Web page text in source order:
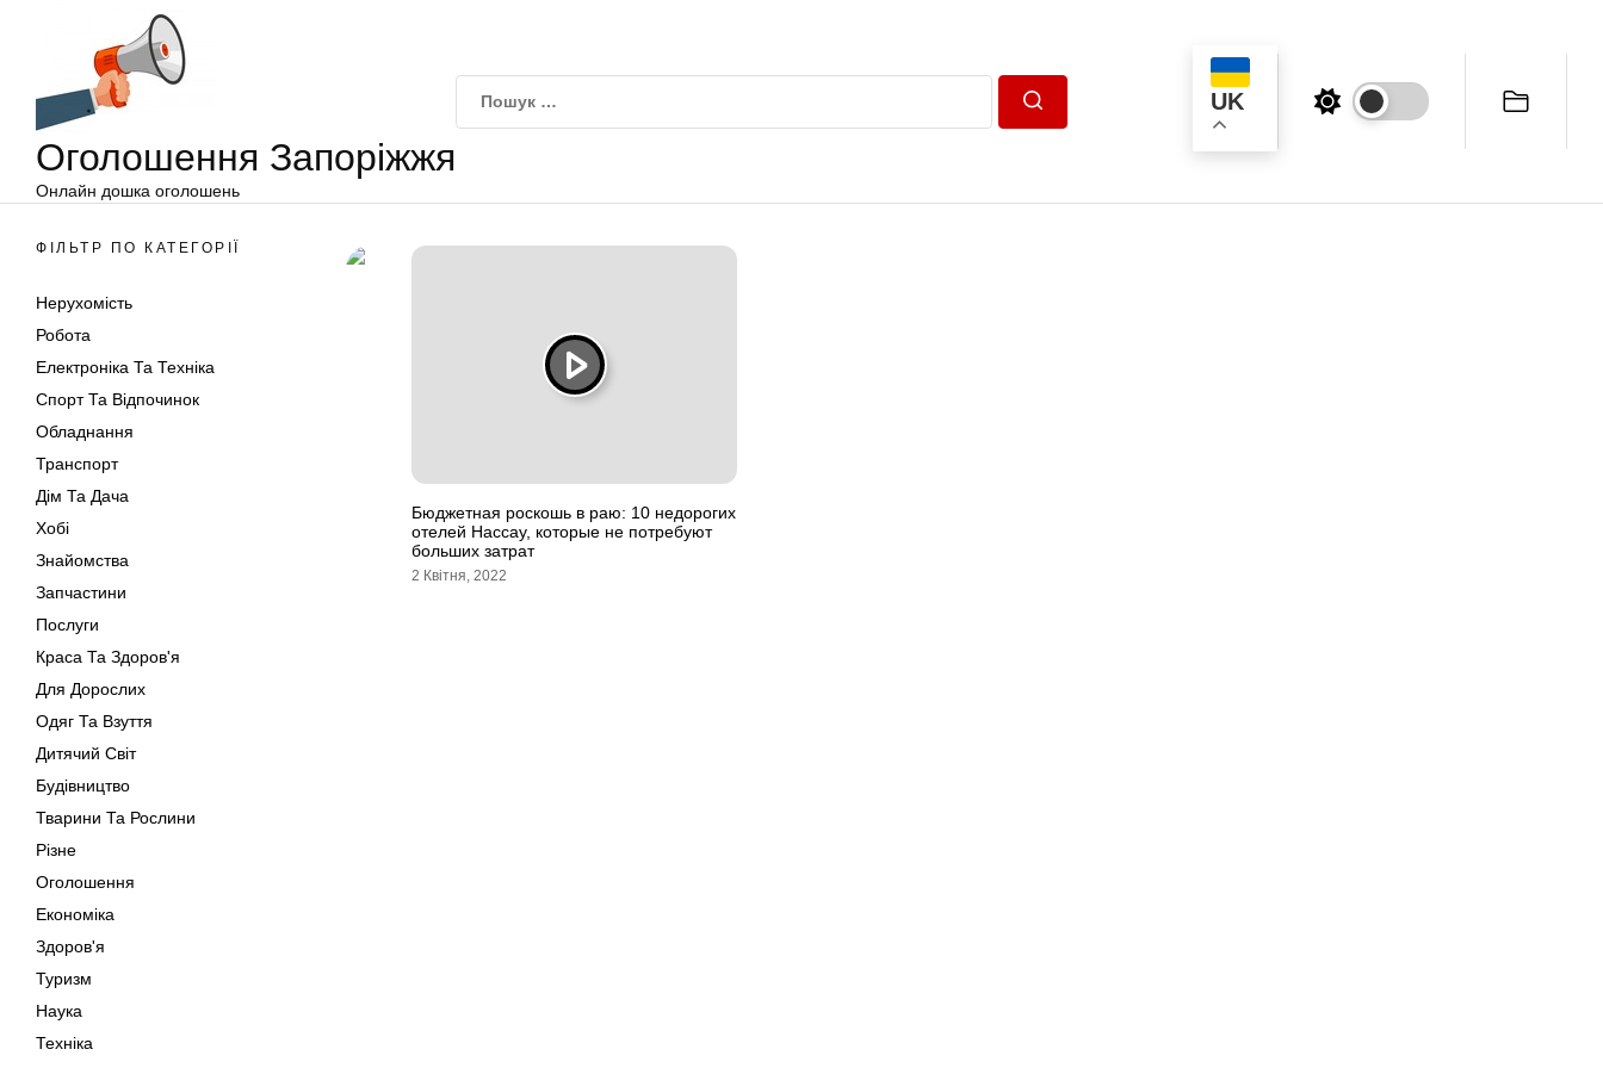
Оголошення Запоріжжя
Онлайн дошка оголошень
UK
ФІЛЬТР ПО КАТЕГОРІЇ
Нерухомість
Робота
Електроніка Та Техніка
Спорт Та Відпочинок
Обладнання
Транспорт
Дім Та Дача
Хобі
Знайомства
Запчастини
Послуги
Краса Та Здоров'я
Для Дорослих
Одяг Та Взуття
Дитячий Світ
Будівництво
Тварини Та Рослини
Різне
Оголошення
Економіка
Здоров'я
Туризм
Наука
Техніка
Бюджетная роскошь в раю: 10 недорогих
отелей Нассау, которые не потребуют
больших затрат
2 Квітня, 2022